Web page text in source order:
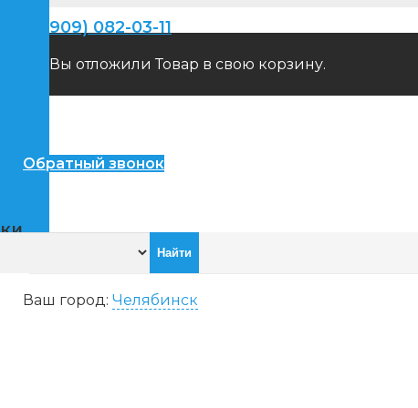
Вы отложили Товар в свою корзину.
+7(909) 082-03-11
Обратный звонок
Ваш город: Челябинск